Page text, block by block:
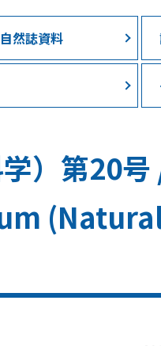
然誌資料
学）第20